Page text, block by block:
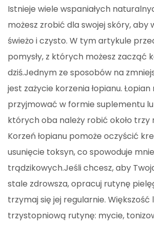
Istnieje wiele wspaniałych
możesz zrobić dla swojej skóry, aby
świeżo i czysto. W tym artykule
pomysły, z których możesz zacząć
dziś.Jednym ze sposobów na
jest zażycie korzenia łopianu. Łopian
przyjmować w formie suplementu
których oba należy robić około trzy
Korzeń łopianu pomoże oczyścić
usunięcie toksyn, co spowoduje
trądzikowych.Jeśli chcesz, aby
stale zdrowsza, opracuj rutynę
trzymaj się jej regularnie. Większość
trzystopniową rutynę: mycie,